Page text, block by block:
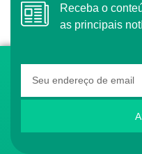
Receba o
as principais